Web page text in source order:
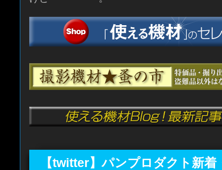
【twitter】パンプロダクト新着